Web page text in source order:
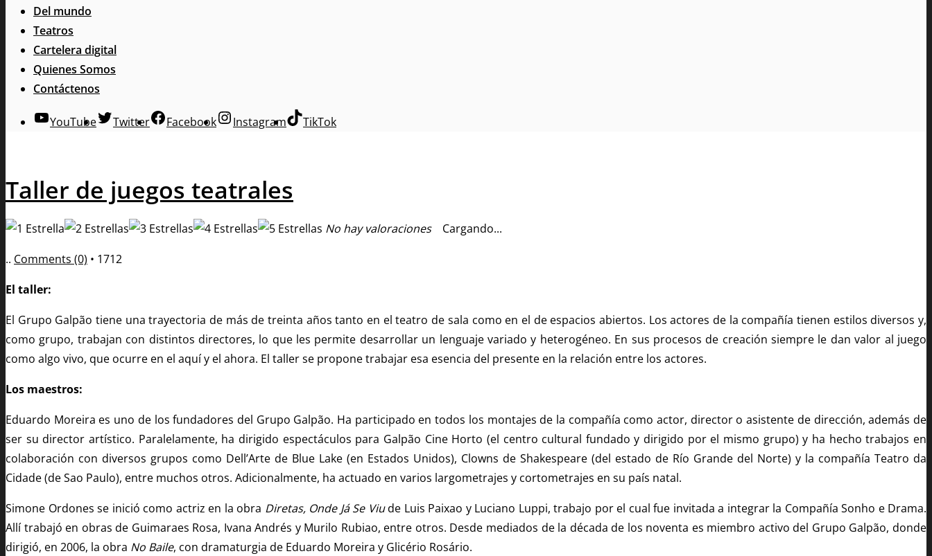
Del mundo
Teatros
Cartelera digital
Quienes Somos
Contáctenos
YouTube Twitter Facebook Instagram TikTok
Taller de juegos teatrales
No hay valoraciones
Cargando...
.. Comments (0) • 1712
El taller:
El Grupo Galpão tiene una trayectoria de más de treinta años tanto en el teatro de sala como en el de espacios abiertos. Los actores de la compañía tienen estilos diversos y,
como grupo, trabajan con distintos directores, lo que les permite desarrollar un lenguaje variado y heterogéneo. En sus procesos de creación siempre le dan valor al juego
como algo vivo, que ocurre en el aquí y el ahora. El taller se propone trabajar esa esencia del presente en la relación entre los actores.
Los maestros:
Eduardo Moreira es uno de los fundadores del Grupo Galpão. Ha participado en todos los montajes de la compañía como actor, director o asistente de dirección, además de
ser su director artístico. Paralelamente, ha dirigido espectáculos para Galpão Cine Horto (el centro cultural fundado y dirigido por el mismo grupo) y ha hecho trabajos en
colaboración con diversos grupos como Dell’Arte de Blue Lake (en Estados Unidos), Clowns de Shakespeare (del estado de Río Grande del Norte) y la compañía Teatro da
Cidade (de Sao Paulo), entre muchos otros. Adicionalmente, ha actuado en varios largometrajes y cortometrajes en su país natal.
Simone Ordones se inició como actriz en la obra Diretas, Onde Já Se Viude Luis Paixao y Luciano Luppi, trabajo por el cual fue invitada a integrar la Compañía Sonho e Drama.
Allí trabajó en obras de Guimaraes Rosa, Ivana Andrés y Murilo Rubiao, entre otros. Desde mediados de la década de los noventa es miembro activo del Grupo Galpão, donde
dirigió, en 2006, la obra No Baile, con dramaturgia de Eduardo Moreira y Glicério Rosário.